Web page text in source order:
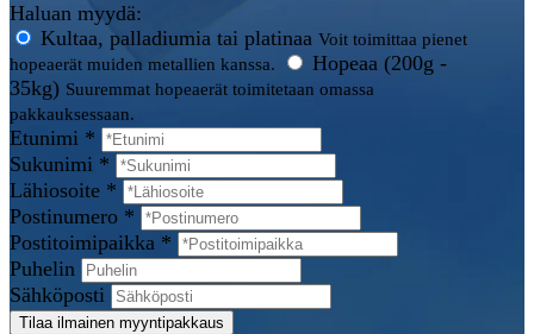
Haluan myydä:
Kultaa, palladiumia tai platinaa Voit toimittaa pienet
hopeaerät muiden metallien kanssa.
Hopeaa (200g -
35kg) Suuremmat hopeaerät toimitetaan omassa
pakkauksessaan.
Etunimi *
Sukunimi *
Lähiosoite *
Postinumero *
Postitoimipaikka *
Puhelin
Sähköposti
Tilaa ilmainen myyntipakkaus